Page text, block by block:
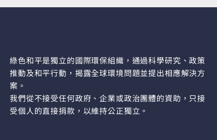
綠色和平是獨立的國際環保組織，通過科學研究、政策
推動及和平行動，揭露全球環境問題並提出相應解決方
案。
我們從不接受任何政府、企業或政治團體的資助，只接
受個人的直接捐款，以維持公正獨立。